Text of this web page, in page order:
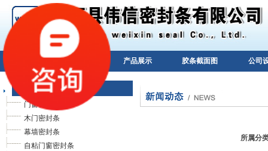
产品展示 胶条截面图 公司
门窗密封条系列
门窗密封条
木门密封条
幕墙密封条
自粘门窗密封条
所属分